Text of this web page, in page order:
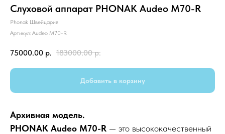
Слуховой аппарат PHONAK Audeo М70-R
Phonak Швейцария
Артикул: Audeo M70-R
75000.00 р. 183000.00 р.
Добавить в корзину
Архивная модель.
PHONAK Audeo М70-R — это высококачественный